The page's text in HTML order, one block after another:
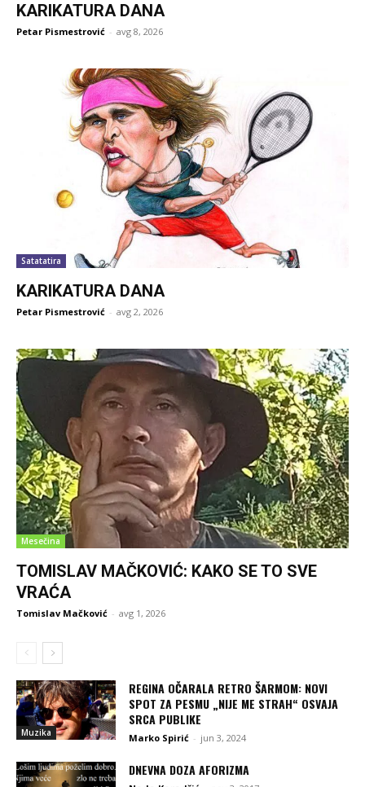
KARIKATURA DANA
Petar Pismestrović - avg 8, 2026
Satatatira
KARIKATURA DANA
Petar Pismestrović - avg 2, 2026
Mesečina
TOMISLAV MAČKOVIĆ: KAKO SE TO SVE
VRAĆA
Tomislav Mačković - avg 1, 2026
Muzika
REGINA OČARALA RETRO ŠARMOM: NOVI
SPOT ZA PESMU „NIJE ME STRAH“ OSVAJA
SRCA PUBLIKE
Marko Spirić - jun 3, 2024
DNEVNA DOZA AFORIZMA